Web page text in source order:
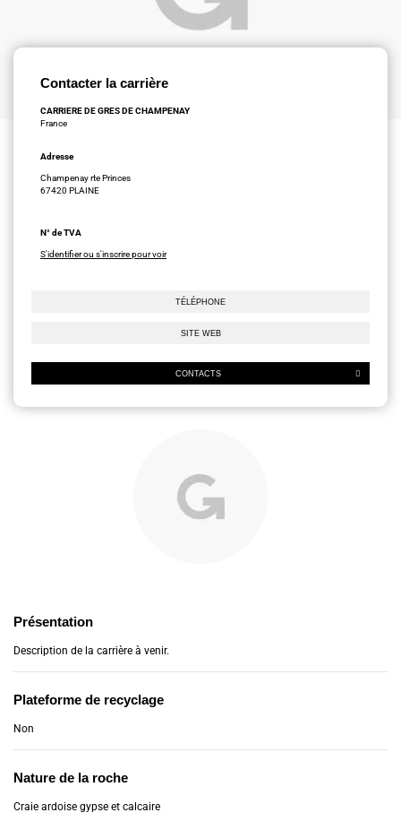
Contacter la carrière
CARRIERE DE GRES DE CHAMPENAY
France
Adresse
Champenay rte Princes
67420 PLAINE
N° de TVA
S'identifier ou s'inscrire pour voir
TÉLÉPHONE
SITE WEB
CONTACTS
Présentation
Description de la carrière à venir.
Plateforme de recyclage
Non
Nature de la roche
Craie ardoise gypse et calcaire